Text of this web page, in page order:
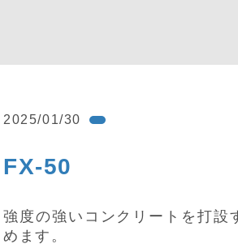
2025/01/30
FX-50
強度の強いコンクリートを打設
めます。